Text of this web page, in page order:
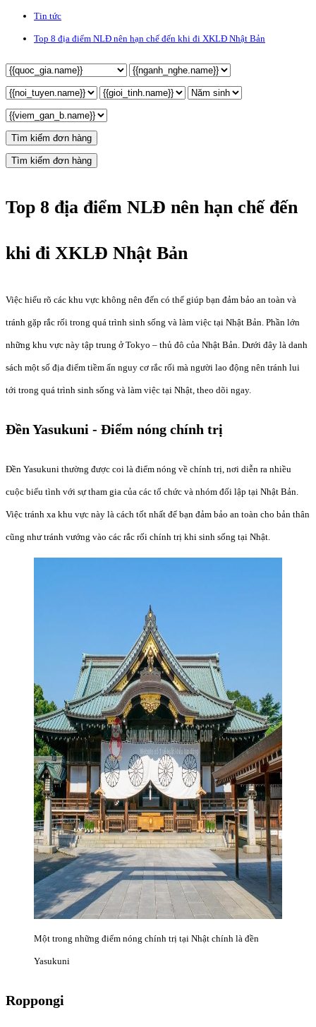
Tin tức
Top 8 địa điểm NLĐ nên hạn chế đến khi đi XKLĐ Nhật Bản
Tìm kiếm đơn hàng
Tìm kiếm đơn hàng
Top 8 địa điểm NLĐ nên hạn chế đến
khi đi XKLĐ Nhật Bản
Việc hiểu rõ các khu vực không nên đến có thể giúp bạn đảm bảo an toàn và
tránh gặp rắc rối trong quá trình sinh sống và làm việc tại Nhật Bản. Phần lớn
những khu vực này tập trung ở Tokyo – thủ đô của Nhật Bản. Dưới đây là danh
sách một số địa điểm tiềm ẩn nguy cơ rắc rối mà người lao động nên tránh lui
tới trong quá trình sinh sống và làm việc tại Nhật, theo dõi ngay.
Đền Yasukuni - Điểm nóng chính trị
Đền Yasukuni thường được coi là điểm nóng về chính trị, nơi diễn ra nhiều
cuộc biểu tình với sự tham gia của các tổ chức và nhóm đối lập tại Nhật Bản.
Việc tránh xa khu vực này là cách tốt nhất để bạn đảm bảo an toàn cho bản thân
cũng như tránh vướng vào các rắc rối chính trị khi sinh sống tại Nhật.
Một trong những điểm nóng chính trị tại Nhật chính là đền
Yasukuni
Roppongi